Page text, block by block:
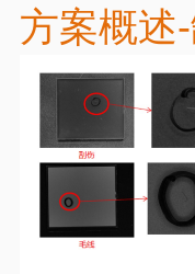
方案概述